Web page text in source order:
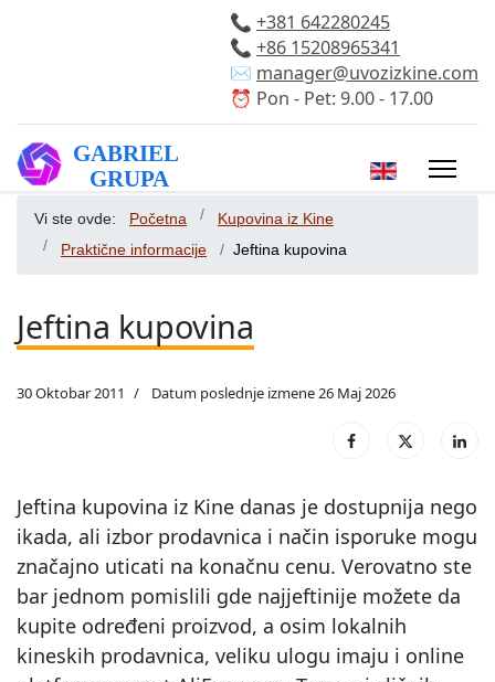
📞 +381 642280245
📞 +86 15208965341
✉️ manager@uvozizkine.com
⏰ Pon - Pet: 9.00 - 17.00
Izaberite vaš
Vi ste ovde: Početna
Kupovina iz Kine
Praktične informacije
Jeftina kupovina
Jeftina kupovina
30 Oktobar 2011 Datum poslednje izmene 26 Maj 2026
Jeftina kupovina iz Kine danas je dostupnija nego
ikada, ali izbor prodavnica i način isporuke mogu
značajno uticati na konačnu cenu. Verovatno ste
bar jednom pomislili gde najjeftinije možete da
kupite određeni proizvod, a osim lokalnih
kineskih prodavnica, veliku ulogu imaju i online